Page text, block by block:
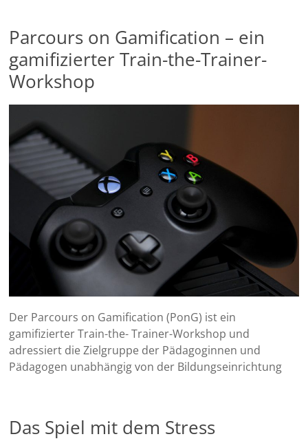
Parcours on Gamification – ein
gamifizierter Train-the-Trainer-
Workshop
Der Parcours on Gamification (PonG) ist ein
gamifizierter Train-the- Trainer-Workshop und
adressiert die Zielgruppe der Pädagoginnen und
Pädagogen unabhängig von der Bildungseinrichtung
Das Spiel mit dem Stress